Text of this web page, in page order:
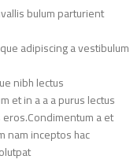
bulum parturient
adipiscing a vestibulum
nibh lectus.
et in a a a purus lectus
a et
nam inceptos hac